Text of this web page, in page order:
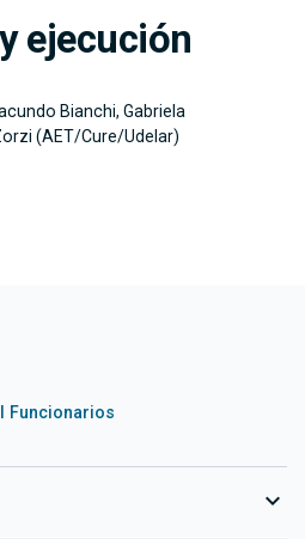
ejecución
Bianchi, Gabriela
(AET/Cure/Udelar)
Funcionarios
expand_more